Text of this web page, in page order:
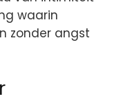
waarin
zonder angst